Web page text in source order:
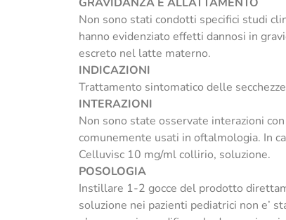
Non sono stati condotti specifici studi
hanno evidenziato effetti dannosi in
escreto nel latte materno.
INDICAZIONI
Trattamento sintomatico delle
INTERAZIONI
Non sono state osservate interazioni
comunemente usati in oftalmologia. In
Celluvisc 10 mg/ml collirio, soluzione.
POSOLOGIA
Instillare 1-2 gocce del prodotto
soluzione nei pazienti pediatrici non e’